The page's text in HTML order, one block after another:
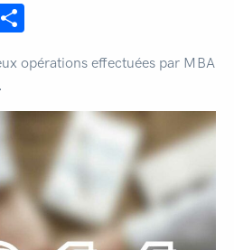
opérations effectuées par MBA